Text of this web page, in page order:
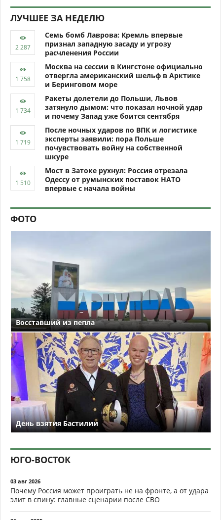
ЛУЧШЕЕ ЗА НЕДЕЛЮ
Семь бомб Лаврова: Кремль впервые
признал западную засаду и угрозу
расчленения России
Москва на сессии в Кингстоне официально
отвергла американский шельф в Арктике
и Беринговом море
Ракеты долетели до Польши, Львов
затянуло дымом: что показал ночной удар
и почему Запад уже боится сентября
После ночных ударов по ВПК и логистике
эксперты заявили: пора Польше
почувствовать войну на собственной
шкуре
Мост в Затоке рухнул: Россия отрезала
Одессу от румынских поставок НАТО
впервые с начала войны
ФОТО
Восставший из пепла
День взятия Бастилии
ЮГО-ВОСТОК
03 авг 2026
Почему Россия может проиграть не на фронте, а от удара
элит в спину: главные сценарии после СВО